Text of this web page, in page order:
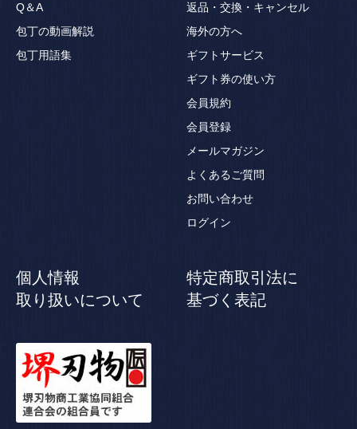
Q＆A
包丁の動画解説
包丁用語集
返品・交換・キャンセル
海外の方へ
ギフトサービス
ギフト券の使い方
会員規約
会員登録
メールマガジン
よくあるご質問
お問い合わせ
ログイン
個人情報
取り扱いについて
特定商取引法に
基づく表記